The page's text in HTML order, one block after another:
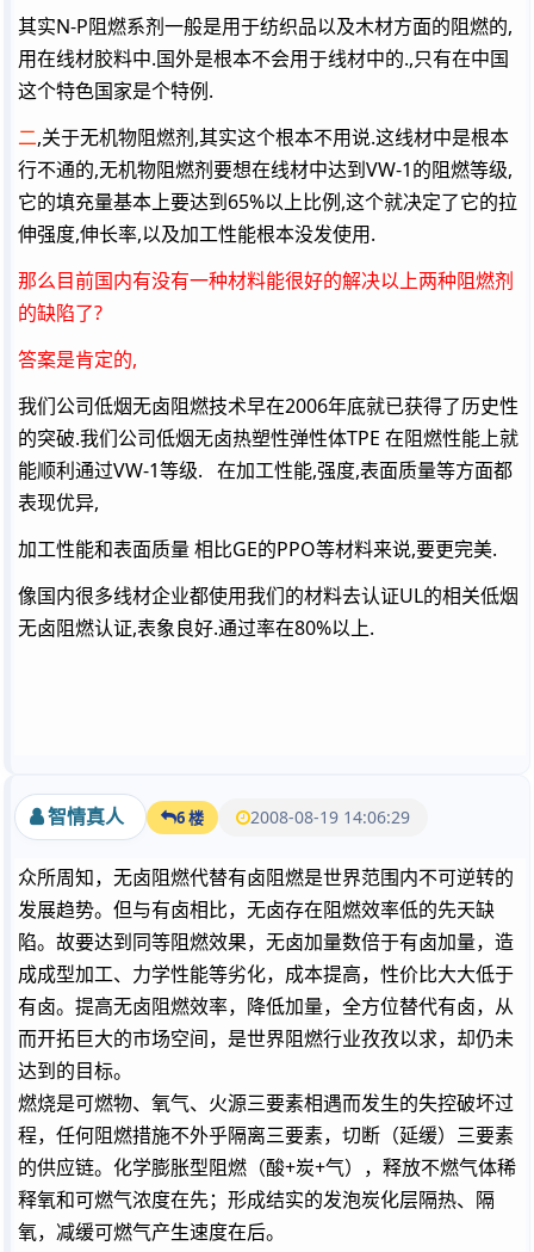
其实N-P阻燃系剂一般是用于纺织品以及木材方面的阻燃的,
用在线材胶料中.国外是根本不会用于线材中的.,只有在中国
这个特色国家是个特例.
二,关于无机物阻燃剂,其实这个根本不用说.这线材中是根本
行不通的,无机物阻燃剂要想在线材中达到VW-1的阻燃等级,
它的填充量基本上要达到65%以上比例,这个就决定了它的拉
伸强度,伸长率,以及加工性能根本没发使用.
那么目前国内有没有一种材料能很好的解决以上两种阻燃剂
的缺陷了?
答案是肯定的,
我们公司低烟无卤阻燃技术早在2006年底就已获得了历史性
的突破.我们公司低烟无卤热塑性弹性体TPE 在阻燃性能上就
能顺利通过VW-1等级. 在加工性能,强度,表面质量等方面都
表现优异,
加工性能和表面质量 相比GE的PPO等材料来说,要更完美.
像国内很多线材企业都使用我们的材料去认证UL的相关低烟
无卤阻燃认证,表象良好.通过率在80%以上.
智情真人 6 楼 2008-08-19 14:06:29
众所周知，无卤阻燃代替有卤阻燃是世界范围内不可逆转的
发展趋势。但与有卤相比，无卤存在阻燃效率低的先天缺
陷。故要达到同等阻燃效果，无卤加量数倍于有卤加量，造
成成型加工、力学性能等劣化，成本提高，性价比大大低于
有卤。提高无卤阻燃效率，降低加量，全方位替代有卤，从
而开拓巨大的市场空间，是世界阻燃行业孜孜以求，却仍未
达到的目标。
燃烧是可燃物、氧气、火源三要素相遇而发生的失控破坏过
程，任何阻燃措施不外乎隔离三要素，切断（延缓）三要素
的供应链。化学膨胀型阻燃（酸+炭+气），释放不燃气体稀
释氧和可燃气浓度在先；形成结实的发泡炭化层隔热、隔
氧，减缓可燃气产生速度在后。